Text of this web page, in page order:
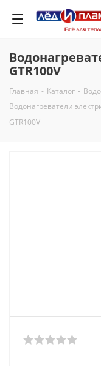
GTR100V
Главная - Каталог -
Водонагреватели
GTR100V